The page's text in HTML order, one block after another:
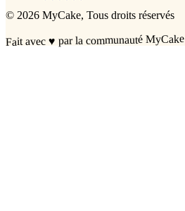
© 2026 MyCake, Tous droits réservés
Fait avec♥ par la communauté MyCake